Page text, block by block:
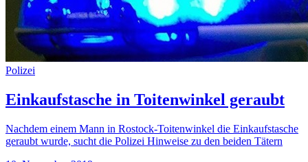
Polizei
Einkaufstasche in Toitenwinkel geraubt
Nachdem einem Mann in Rostock-Toitenwinkel die Einkaufstasche
geraubt wurde, sucht die Polizei Hinweise zu den beiden Tätern